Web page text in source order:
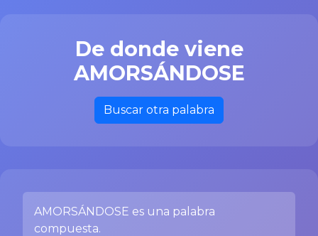
De donde viene
AMORSÁNDOSE
Buscar otra palabra
AMORSÁNDOSE es una palabra
compuesta.